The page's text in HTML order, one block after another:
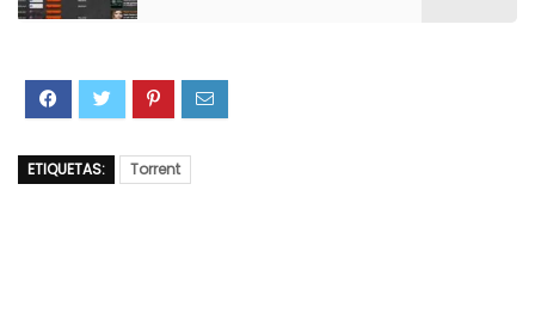
ETIQUETAS: Torrent